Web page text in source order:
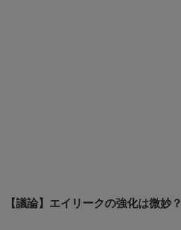
【議論】エイリークの強化は微妙？